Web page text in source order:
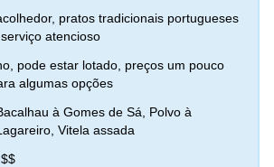
pratos tradicionais portugueses
atencioso
pode estar lotado, preços um pouco
algumas opções
à Gomes de Sá, Polvo à
Vitela assada
$$